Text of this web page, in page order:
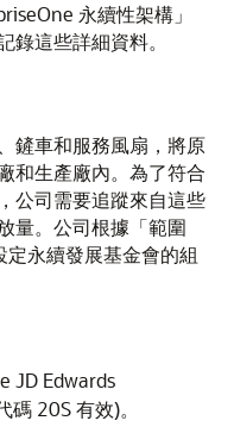
永續性架構」
這些詳細資料。
鏟車和服務風扇，將原
和生產廠內。為了符合
公司需要追蹤來自這些
量。公司根據「範圍
永續發展基金會的組
JD Edwards
20S 有效)。